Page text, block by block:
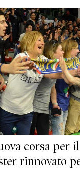
corsa per
rinnovato